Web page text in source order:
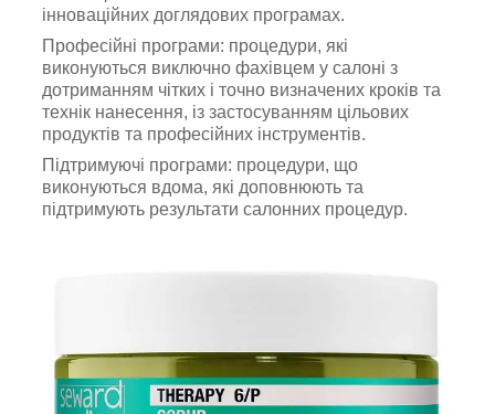
інноваційних доглядових програмах.
Професійні програми: процедури, які
виконуються виключно фахівцем у салоні з
дотриманням чітких і точно визначених кроків та
технік нанесення, із застосуванням цільових
продуктів та професійних інструментів.
Підтримуючі програми: процедури, що
виконуються вдома, які доповнюють та
підтримують результати салонних процедур.